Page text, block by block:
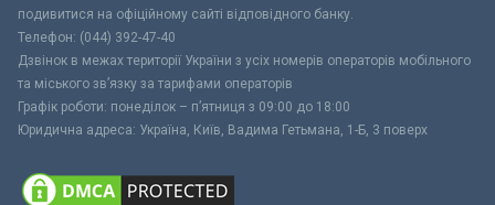
подивитися на офіційному сайті відповідного банку.
Телефон: (044) 392-47-40
Дзвінок в межах території України з усіх номерів операторів мобільного
та міського зв’язку за тарифами операторів
Графік роботи: понеділок – п’ятниця з 09:00 до 18:00
Юридична адреса: Україна, Київ, Вадима Гетьмана, 1-Б, 3 поверх